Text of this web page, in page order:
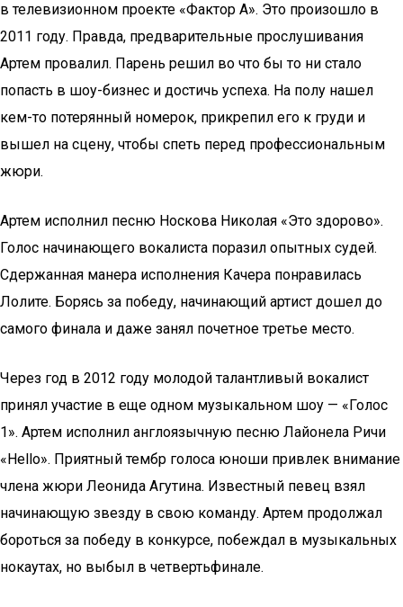
в телевизионном проекте «Фактор А». Это произошло в
2011 году. Правда, предварительные прослушивания
Артем провалил. Парень решил во что бы то ни стало
попасть в шоу-бизнес и достичь успеха. На полу нашел
кем-то потерянный номерок, прикрепил его к груди и
вышел на сцену, чтобы спеть перед профессиональным
жюри.
Артем исполнил песню Носкова Николая «Это здорово».
Голос начинающего вокалиста поразил опытных судей.
Сдержанная манера исполнения Качера понравилась
Лолите. Борясь за победу, начинающий артист дошел до
самого финала и даже занял почетное третье место.
Через год в 2012 году молодой талантливый вокалист
принял участие в еще одном музыкальном шоу — «Голос
1». Артем исполнил англоязычную песню Лайонела Ричи
«Hello». Приятный тембр голоса юноши привлек внимание
члена жюри Леонида Агутина. Известный певец взял
начинающую звезду в свою команду. Артем продолжал
бороться за победу в конкурсе, побеждал в музыкальных
нокаутах, но выбыл в четвертьфинале.